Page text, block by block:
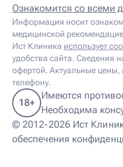
Детский ревматолог
Детский рефлексотерапевт
Детский сомнолог
Детский спортивный врач
Детский травматолог
Детский травматолог-
Детский физиотерапевт
Детский эндокринолог
Диабетолог
Диетолог
И
Иглорефлексотерапевт
Ознакомится со всеми
Информация носит
медицинской
Ист Клиника использует
удобства сайта. Сведения
офертой. Актуальные цены,
телефону.
© 2012-2026 Ист
обеспечения
Имеются
Необходима
18+